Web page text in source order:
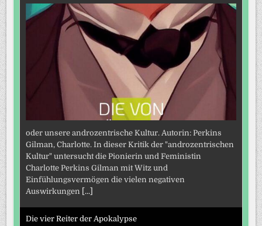
oder unsere androzentrische Kultur. Autorin: Perkins
Gilman, Charlotte. In dieser Kritik der "androzentrischen
Kultur" untersucht die Pionierin und Feministin
Charlotte Perkins Gilman mit Witz und
Einfühlungsvermögen die vielen negativen
Auswirkungen [...]
Die vier Reiter der Apokalypse